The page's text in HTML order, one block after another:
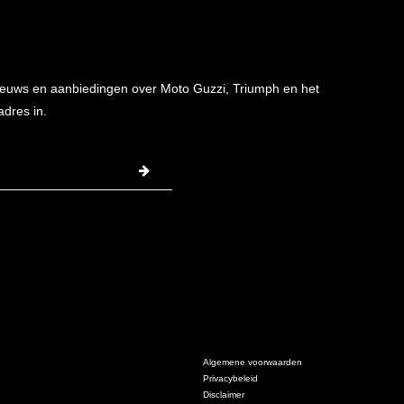
en aanbiedingen over Moto Guzzi, Triumph en het
in.
Algemene voorwaarden
Privacybeleid
Disclaimer